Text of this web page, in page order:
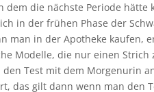
die nächste Periode hätte
in der frühen Phase der
man in der Apotheke kaufen,
Modelle, die nur einen
Test mit dem Morgenurin
das gilt dann wenn man den